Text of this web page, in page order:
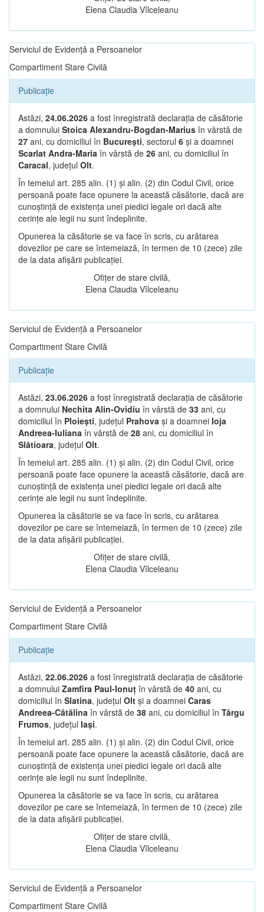
Elena Claudia Vîlceleanu
Serviciul de Evidență a Persoanelor
Compartiment Stare Civilă
Publicație
Astăzi, 24.06.2026 a fost înregistrată declarația de căsătorie
a domnului Stoica Alexandru-Bogdan-Marius în vârstă de
27 ani, cu domiciliul în București, sectorul 6 și a doamnei
Scarlat Andra-Maria în vârstă de 26 ani, cu domiciliul în
Caracal, județul Olt.
În temeiul art. 285 alin. (1) și alin. (2) din Codul Civil, orice
persoană poate face opunere la această căsătorie, dacă are
cunoștință de existența unei piedici legale ori dacă alte
cerințe ale legii nu sunt îndeplinite.
Opunerea la căsătorie se va face în scris, cu arătarea
dovezilor pe care se întemeiază, în termen de 10 (zece) zile
de la data afișării publicației.
Ofițer de stare civilă,
Elena Claudia Vîlceleanu
Serviciul de Evidență a Persoanelor
Compartiment Stare Civilă
Publicație
Astăzi, 23.06.2026 a fost înregistrată declarația de căsătorie
a domnului Nechita Alin-Ovidiu în vârstă de 33 ani, cu
domiciliul în Ploiești, județul Prahova și a doamnei Ioja
Andreea-Iuliana în vârstă de 28 ani, cu domiciliul în
Slătioara, județul Olt.
În temeiul art. 285 alin. (1) și alin. (2) din Codul Civil, orice
persoană poate face opunere la această căsătorie, dacă are
cunoștință de existența unei piedici legale ori dacă alte
cerințe ale legii nu sunt îndeplinite.
Opunerea la căsătorie se va face în scris, cu arătarea
dovezilor pe care se întemeiază, în termen de 10 (zece) zile
de la data afișării publicației.
Ofițer de stare civilă,
Elena Claudia Vîlceleanu
Serviciul de Evidență a Persoanelor
Compartiment Stare Civilă
Publicație
Astăzi, 22.06.2026 a fost înregistrată declarația de căsătorie
a domnului Zamfira Paul-Ionuț în vârstă de 40 ani, cu
domiciliul în Slatina, județul Olt și a doamnei Caras
Andreea-Cătălina în vârstă de 38 ani, cu domiciliul în Târgu
Frumos, județul Iași.
În temeiul art. 285 alin. (1) și alin. (2) din Codul Civil, orice
persoană poate face opunere la această căsătorie, dacă are
cunoștință de existența unei piedici legale ori dacă alte
cerințe ale legii nu sunt îndeplinite.
Opunerea la căsătorie se va face în scris, cu arătarea
dovezilor pe care se întemeiază, în termen de 10 (zece) zile
de la data afișării publicației.
Ofițer de stare civilă,
Elena Claudia Vîlceleanu
Serviciul de Evidență a Persoanelor
Compartiment Stare Civilă